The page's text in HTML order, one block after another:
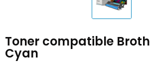
Toner compatible
Cyan